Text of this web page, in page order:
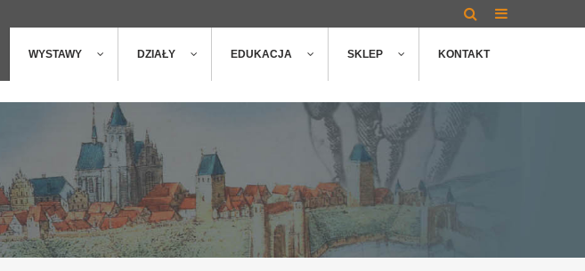
WYSTAWY DZIAŁY EDUKACJA SKLEP KONTAKT